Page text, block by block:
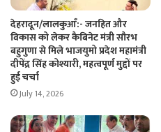
देहरादून/लालकुआँ:- जनहित और
विकास को लेकर कैबिनेट मंत्री सौरभ
बहुगुणा से मिले भाजयुमो प्रदेश महामंत्री
दीपेंद्र सिंह कोश्यारी, महत्वपूर्ण मुद्दों पर
हुई चर्चा
July 14, 2026